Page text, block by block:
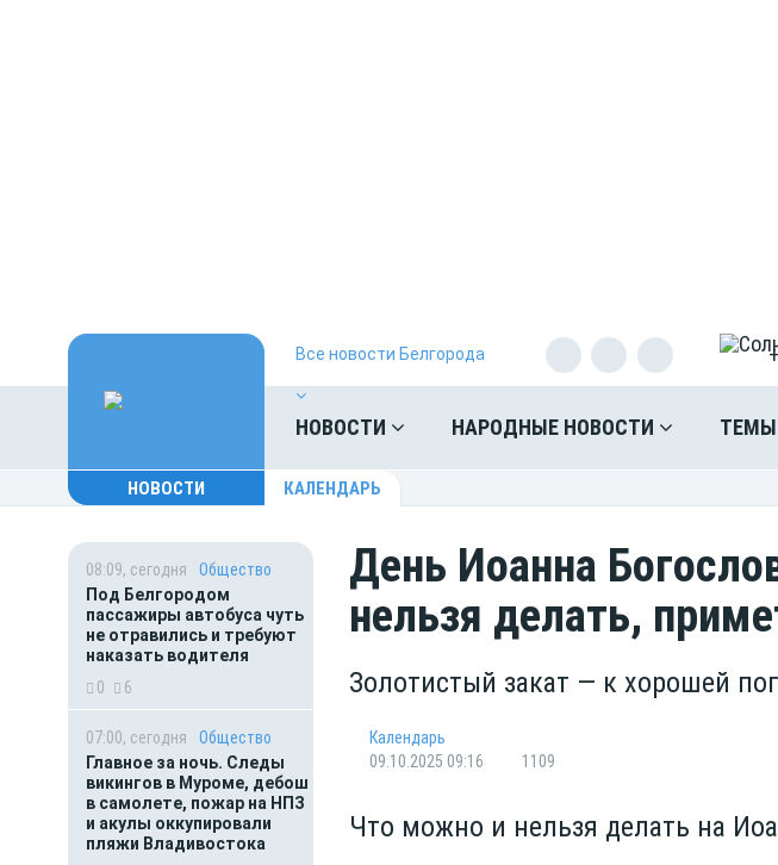
Все новости Белгорода
НОВОСТИ НАРОДНЫЕ НОВОСТИ ТЕМЫ
НОВОСТИ КАЛЕНДАРЬ
08:09, сегодня
Общество
Под Белгородом
пассажиры автобуса чуть
не отравились и требуют
наказать водителя
0
6
07:00, сегодня
Общество
Главное за ночь. Следы
викингов в Муроме, дебош
в самолете, пожар на НПЗ
и акулы оккупировали
пляжи Владивостока
День Иоанна
нельзя делать,
Золотистый закат — к хорошей
Календарь
09.10.2025 09:16
1109
Что можно и нельзя делать на